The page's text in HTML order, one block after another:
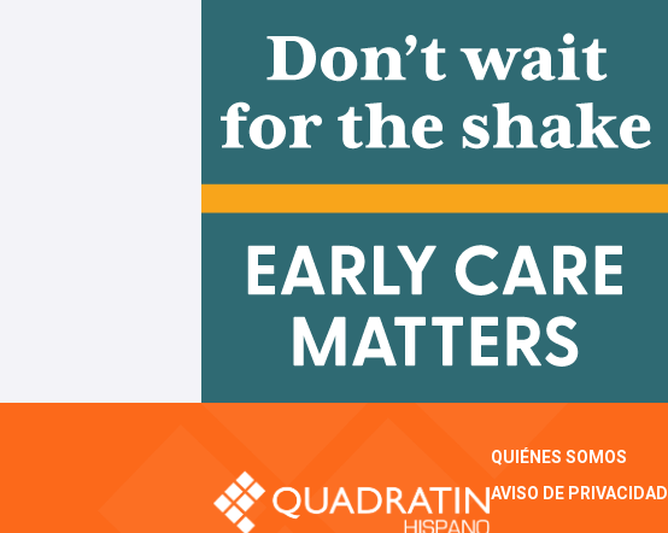
QUIÉNES SOMOS
AVISO DE PRIVACIDAD